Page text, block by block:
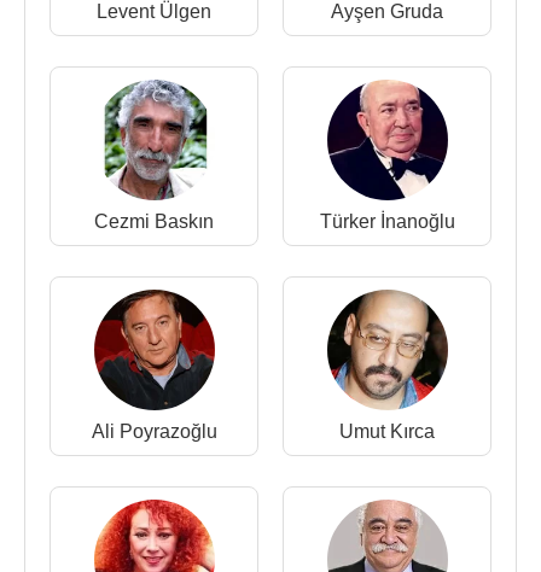
2015 - Yusuf ve Yusuf (Kadriye) (Sinema Filmi)
2011 - 2012 - Alemin Kıralı (Asalet) (TV Dizisi)
2008 - 2009 - Benim Annem Bir Melek (Neriman
Turuncu) (TV Dizisi)
2006 - Sev Kardeşim (Meryem) (TV Dizisi)
2004 - Kendini Bırak Gitsin (TV Dizisi)
2002 - Ah Yaşamak Var Ya! (Hatun) (TV Dizisi)
1986 - Olacak O Kadar (Nebalet) (TV Dizisi)
1986- Mavi Muammer 3 / Ölürsün Gülmekten
(Video)
1985 - Mavi Muammer 2 / Silahtan Ödüm Patlar
1985 - Mavi Muammer (Video)
1982 - Berduşlar (Nesrin) (Sinema Filmi)
1978 - Çilekeş (Suna) (Sinema Filmi)
1978 - Neşeli Günler (
Ayşen GrudaSeslendirmesi)
Levent Ülgen Ayşen Gruda
Cezmi Baskın Türker İnanoğlu
Ali Poyrazoğlu Umut Kırca